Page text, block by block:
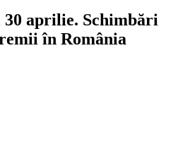
30 aprilie. Schimbări
în România